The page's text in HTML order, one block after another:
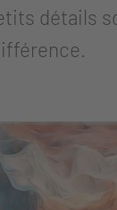
détails